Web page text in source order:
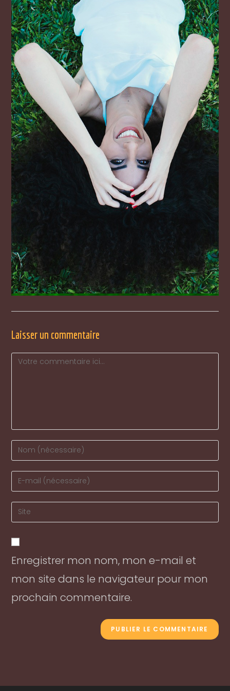
Laisser un commentaire
Comment
Enter
your
name
to
comment
Enter
your
email
address
comment
Enter
your
URL
(optional)
Enregistrer mon nom, mon e-mail et
mon site dans le navigateur pour mon
prochain commentaire.